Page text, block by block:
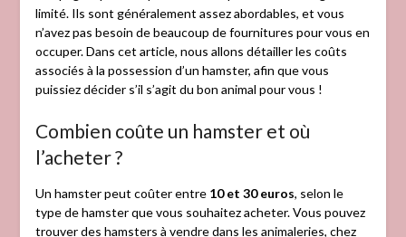
limité. Ils sont généralement assez abordables, et vous
n’avez pas besoin de beaucoup de fournitures pour vous en
occuper. Dans cet article, nous allons détailler les coûts
associés à la possession d’un hamster, afin que vous
puissiez décider s’il s’agit du bon animal pour vous !
Combien coûte un hamster et où
l’acheter ?
Un hamster peut coûter entre 10 et 30 euros, selon le
type de hamster que vous souhaitez acheter. Vous pouvez
trouver des hamsters à vendre dans les animaleries, chez